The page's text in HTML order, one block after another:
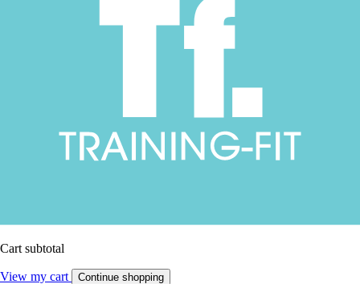
Cart subtotal
View my cart Continue shopping